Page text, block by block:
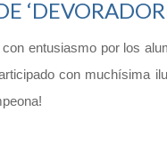
entusiasmo por los
con muchísima